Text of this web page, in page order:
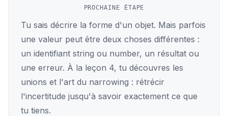
PROCHAINE ÉTAPE
Tu sais décrire la forme d'un objet. Mais parfois
une valeur peut être deux choses différentes :
un identifiant string ou number, un résultat ou
une erreur. À la leçon 4, tu découvres les
unions et l'art du narrowing : rétrécir
l'incertitude jusqu'à savoir exactement ce que
tu tiens.